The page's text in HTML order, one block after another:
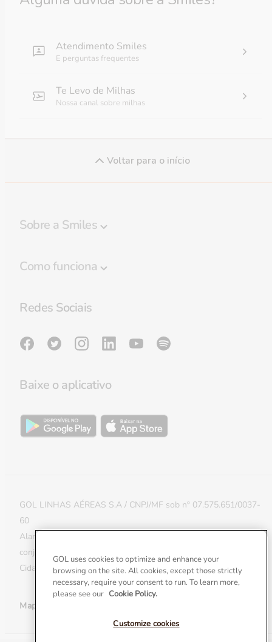
Atendimento Smiles
E perguntas frequentes
Te Levo de Milhas
Nossa canal sobre milhas
Voltar para o início
Sobre a Smiles
Política de privacidade
Sala de imprensa
Milhas do Bem
Como funciona
Lounge GOL Smiles
Reativar milhas
Transferir milhas entre contas
Redes Sociais
Baixe o aplicativo
GOL LINHAS AÉREAS S.A / CNPJ/MF sob nº 07.575.651/0037-
60
Alameda Rio Negro, nº 585, Edifício Padauiri, Bloco B, 2º andar,
conjuntos 21 e 22 – Parte A, Alphaville, CEP 06454-000, na
Cidade de Barueri, Estado de São Paulo
Mapa do site
GOL uses cookies to optimize and enhance your
browsing on the site. All cookies, except those strictly
necessary, require your consent to run. To learn more,
please see our Cookie Policy.
Customize cookies